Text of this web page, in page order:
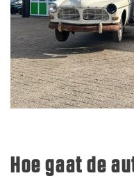
Hoe gaat de